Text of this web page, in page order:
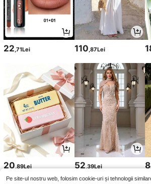
22 ,71Lei 110 ,87Lei
20,89Lei 52,39Lei
Pe site-ul nostru web, folosim cookie-uri și tehnologii